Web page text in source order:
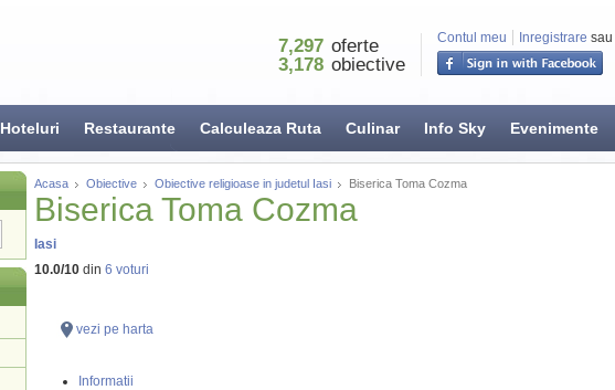
Contul meu Inregistrare sau
7,297 oferte
3,178 obiective
Hoteluri Restaurante Calculeaza Ruta Culinar Info Sky Evenimente
Acasa Obiective Obiective religioase in judetul Iasi Biserica Toma Cozma
Biserica Toma Cozma
Iasi
10.0/10din 6 voturi
vezi pe harta
Informatii